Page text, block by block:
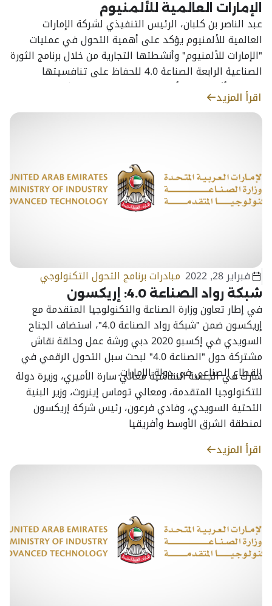
الإمارات العالمية للألمنيوم
عبد الناصر بن كلبان، الرئيس التنفيذي لشركة الإمارات
العالمية للألمنيوم يؤكد على أهمية التحول في عمليات
"الإمارات للألمنيوم" وأنشطتها التجارية من خلال برنامج الثورة
الصناعية الرابعة الصناعة 4.0 للحفاظ على تنافسيتها
بصفتها أكبر منتج للألمنيوم عالي الجودة عالميًا
اقرأ المزيد
فبراير 28, 2022 مبادرات برنامج التحول التكنولوجي
شبكة رواد الصناعة 4.0: إريكسون
في إطار تعاون وزارة الصناعة والتكنولوجيا المتقدمة مع
إريكسون ضمن "شبكة رواد الصناعة 4.0"، استضاف الجناح
السويدي في إكسبو 2020 دبي ورشة عمل وحلقة نقاش
مشتركة حول "الصناعة 4.0" لبحث سبل التحول الرقمي في
القطاع الصناعي في دولة الإمارات.
شارك في الجلسة النقاشية معالي سارة الأميري، وزيرة دولة
للتكنولوجيا المتقدمة، ومعالي توماس إينروث، وزير البنية
التحتية السويدي، وفادي فرعون، رئيس شركة إريكسون
لمنطقة الشرق الأوسط وأفريقيا
اقرأ المزيد